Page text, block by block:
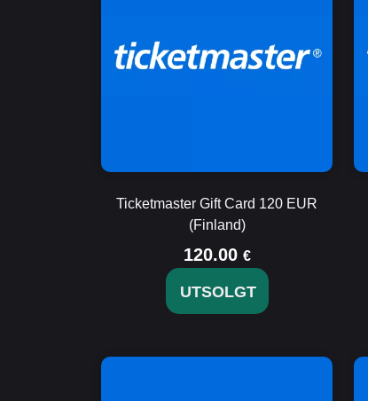
Ticketmaster Gift Card 120 EUR
(Finland)
120.00 €
UTSOLGT